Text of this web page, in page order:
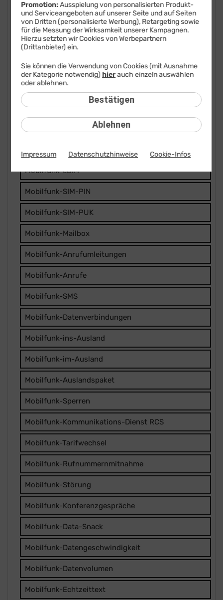
Kundendaten
Mobilfunk
BILDplus
Drittanbieter
Mobilfunk-Netz
Mobilfunk-Tarife
Mobilfunk-Rufnummer
Mobilfunk-SIM-Karte
Mobilfunk-eSIM
Mobilfunk-SIM-PIN
Mobilfunk-SIM-PUK
Mobilfunk-Mailbox
Mobilfunk-Anrufumleitungen
Mobilfunk-Anrufe
Mobilfunk-SMS
Mobilfunk-Datenverbindungen
Mobilfunk-ins-Ausland
Mobilfunk-im-Ausland
Mobilfunk-Auslandspaket
Mobilfunk-Sperren
Mobilfunk-Kommunikations-Dienst RCS
Mobilfunk-Tarifwechsel
Mobilfunk-Rufnummernmitnahme
Mobilfunk-Störung
Mobilfunk-Konferenzgespräche
Mobilfunk-Data-Snack
Mobilfunk-Datengeschwindigkeit
Mobilfunk-Datenvolumen
Mobilfunk-Echtzeittext
Promotion:Ausspielung von personalisierten Produkt-
und Serviceangeboten auf unserer Seite und auf Seiten
von Dritten (personalisierte Werbung), Retargeting sowie
für die Messung der Wirksamkeit unserer Kampagnen.
Hierzu setzten wir Cookies von Werbepartnern
(Drittanbieter) ein.
Ablehnen
Sie können die Verwendung von Cookies (mit Ausnahme
der Kategorie notwendig) hierauch einzeln auswählen
oder ablehnen.
Bestätigen
Impressum Datenschutzhinweise Cookie-Infos